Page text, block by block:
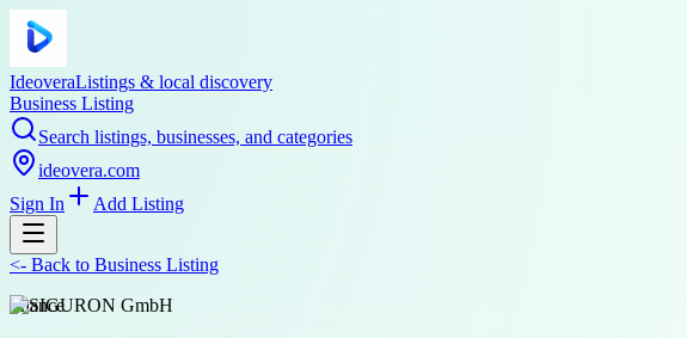
IdeoveraListings & local discovery
Business Listing
Search listings, businesses, and categories
ideovera.com
Sign In
Add Listing
<- Back to Business Listing
finance